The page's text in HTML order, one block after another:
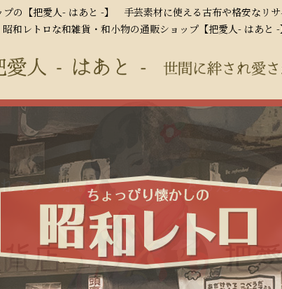
の【把愛人- はあと -】 手芸素材に使える古布や格安なリサ
昭和レトロな和雑貨・和小物の通販ショップ【把愛人- はあと -